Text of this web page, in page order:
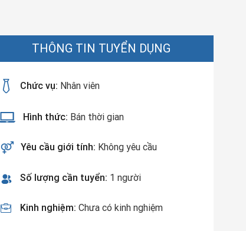
THÔNG TIN TUYỂN DỤNG
Chức vụ: Nhân viên
Hình thức: Bán thời gian
Yêu cầu giới tính: Không yêu cầu
Số lượng cần tuyển: 1 người
Kinh nghiệm: Chưa có kinh nghiệm